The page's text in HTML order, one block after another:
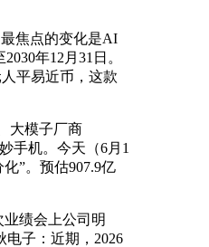
焦点的变化是AI
年12月31日。
平易近币，这款
大模子厂商
手机。今天（6月1
”。预估907.9亿
绩会上公司明
电子：近期，2026